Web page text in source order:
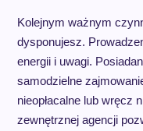
Kolejnym ważnym
dysponujesz.
energii i uwagi.
samodzielne
nieopłacalne lub wręcz
zewnętrznej agencji